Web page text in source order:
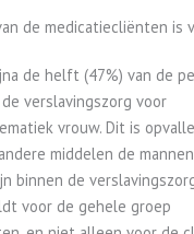
de medicatiecliënten is
de helft (47%) van de
verslavingszorg voor
vrouw. Dit is
middelen de
binnen de
voor de gehele groep